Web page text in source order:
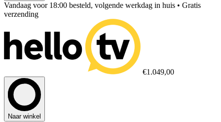
Vandaag voor 18:00 besteld, volgende werkdag in huis • Gratis
verzending
€1.049,00
Naar winkel